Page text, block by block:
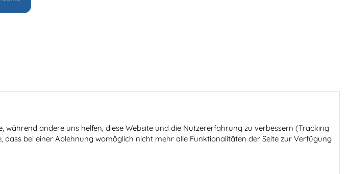
während andere uns helfen, diese Website und die Nutzererfahrung zu verbessern (Tracking
dass bei einer Ablehnung womöglich nicht mehr alle Funktionalitäten der Seite zur Verfügung